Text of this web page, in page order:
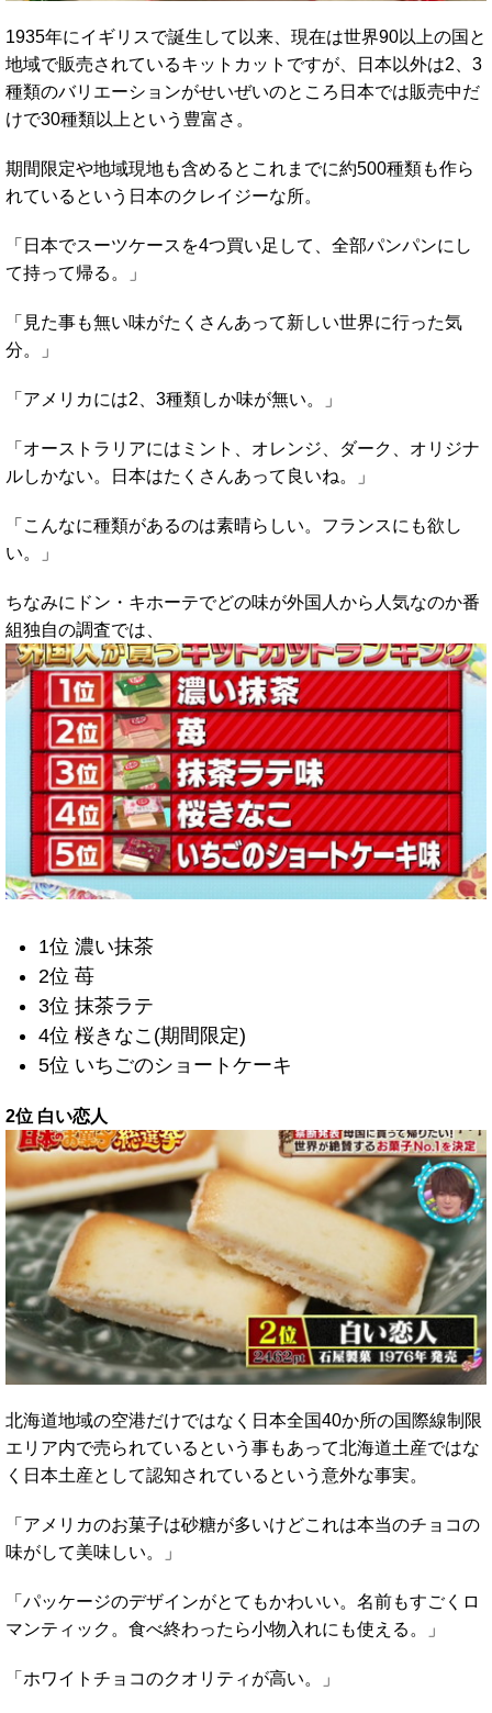
1935年にイギリスで誕生して以来、現在は世界90以上の国と
地域で販売されているキットカットですが、日本以外は2、3
種類のバリエーションがせいぜいのところ日本では販売中だ
けで30種類以上という豊富さ。
期間限定や地域現地も含めるとこれまでに約500種類も作ら
れているという日本のクレイジーな所。
「日本でスーツケースを4つ買い足して、全部パンパンにし
て持って帰る。」
「見た事も無い味がたくさんあって新しい世界に行った気
分。」
「アメリカには2、3種類しか味が無い。」
「オーストラリアにはミント、オレンジ、ダーク、オリジナ
ルしかない。日本はたくさんあって良いね。」
「こんなに種類があるのは素晴らしい。フランスにも欲し
い。」
ちなみにドン・キホーテでどの味が外国人から人気なのか番
組独自の調査では、
1位 濃い抹茶
2位 苺
3位 抹茶ラテ
4位 桜きなこ(期間限定)
5位 いちごのショートケーキ
2位 白い恋人
北海道地域の空港だけではなく日本全国40か所の国際線制限
エリア内で売られているという事もあって北海道土産ではな
く日本土産として認知されているという意外な事実。
「アメリカのお菓子は砂糖が多いけどこれは本当のチョコの
味がして美味しい。」
「パッケージのデザインがとてもかわいい。名前もすごくロ
マンティック。食べ終わったら小物入れにも使える。」
「ホワイトチョコのクオリティが高い。」